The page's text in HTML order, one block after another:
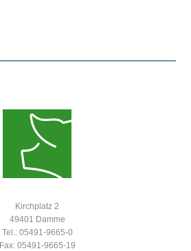
Kirchplatz 2
49401 Damme
Tel.: 05491-9665-0
Fax: 05491-9665-19